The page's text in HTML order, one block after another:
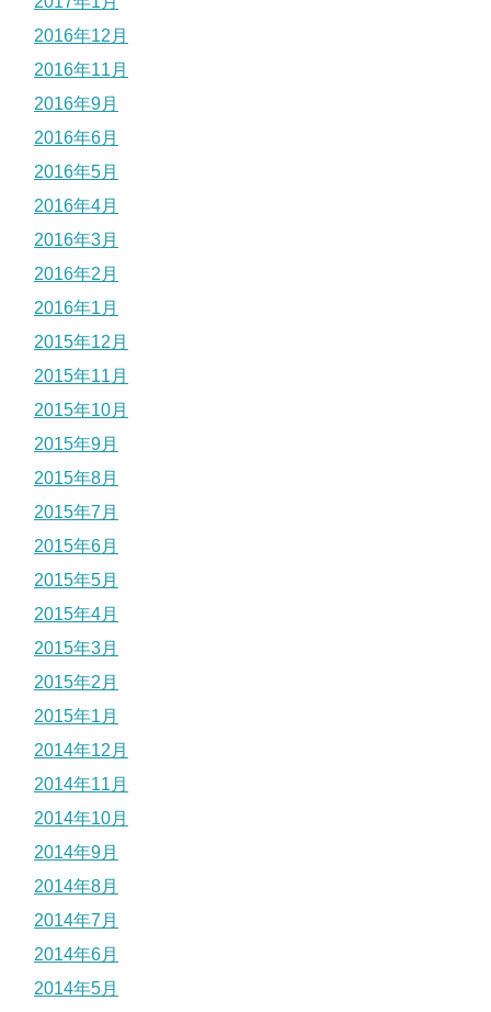
2016年12月
2016年11月
2016年9月
2016年6月
2016年5月
2016年4月
2016年3月
2016年2月
2016年1月
2015年12月
2015年11月
2015年10月
2015年9月
2015年8月
2015年7月
2015年6月
2015年5月
2015年4月
2015年3月
2015年2月
2015年1月
2014年12月
2014年11月
2014年10月
2014年9月
2014年8月
2014年7月
2014年6月
2014年5月